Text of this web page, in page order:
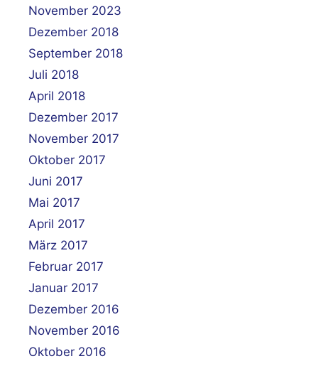
November 2023
Dezember 2018
September 2018
Juli 2018
April 2018
Dezember 2017
November 2017
Oktober 2017
Juni 2017
Mai 2017
April 2017
März 2017
Februar 2017
Januar 2017
Dezember 2016
November 2016
Oktober 2016